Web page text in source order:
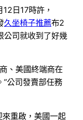
日17時許，
久坐椅子推薦布2
公司就收到了好幾
、美國終端商在
”公司發賣部任務
來重啟，美國一起